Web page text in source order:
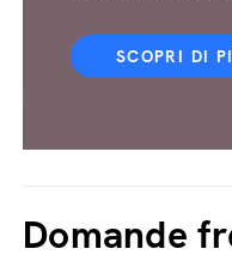
SCOPRI DI
Domande